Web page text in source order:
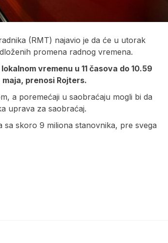
(RMT) najavio je da će u utorak
promena radnog vremena.
vremenu u 11 časova do 10.59
maja, prenosi Rojters.
a poremećaji u saobraćaju mogli bi da
uprava za saobraćaj.
sa skoro 9 miliona stanovnika, pre svega